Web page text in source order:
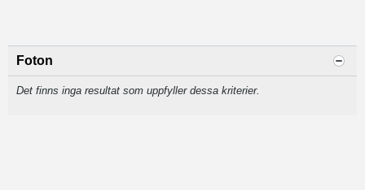
Foton
Det finns inga resultat som uppfyller dessa kriterier.